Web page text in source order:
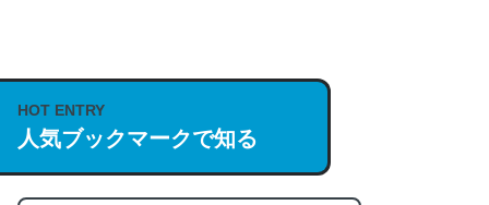
説してる記事が少ないので貴重な良記事。/続編来た
https://isobe324649.hatenablog.com/entry/2023/03/27
/064121
─GPTの仕組みと限界についての考察（１） - conceptualization
HOT ENTRY
人気ブックマークで知る